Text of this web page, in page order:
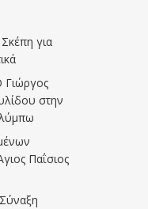
για
Γιώργος
στην
Παΐσιος